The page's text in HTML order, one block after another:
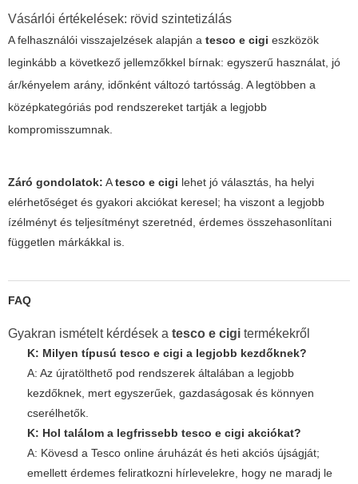
Vásárlói értékelések: rövid szintetizálás
A felhasználói visszajelzések alapján a tesco e cigi eszközök
leginkább a következő jellemzőkkel bírnak: egyszerű használat, jó
ár/kényelem arány, időnként változó tartósság. A legtöbben a
középkategóriás pod rendszereket tartják a legjobb
kompromisszumnak.
Záró gondolatok: Atesco e cigi lehet jó választás, ha helyi
elérhetőséget és gyakori akciókat keresel; ha viszont a legjobb
ízélményt és teljesítményt szeretnéd, érdemes összehasonlítani
független márkákkal is.
FAQ
Gyakran ismételt kérdések a tesco e cigi termékekről
K: Milyen típusú tesco e cigi a legjobb kezdőknek?
A: Az újratölthető pod rendszerek általában a legjobb
kezdőknek, mert egyszerűek, gazdaságosak és könnyen
cserélhetők.
K: Hol találom a legfrissebb tesco e cigi akciókat?
A: Kövesd a Tesco online áruházát és heti akciós újságját;
emellett érdemes feliratkozni hírlevelekre, hogy ne maradj le